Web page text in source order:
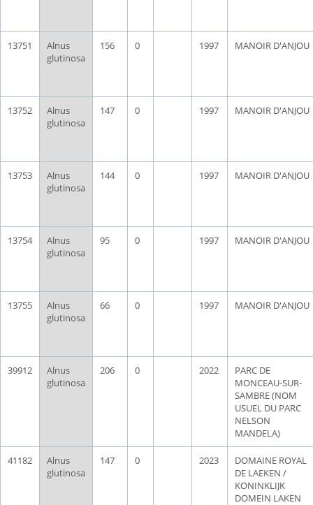
13751
Alnus
glutinosa
156 0 1997 MANOIR D'ANJOU
13752
Alnus
glutinosa
147 0 1997 MANOIR D'ANJOU
13753
Alnus
glutinosa
144 0 1997 MANOIR D'ANJOU
13754
Alnus
glutinosa
95 0 1997 MANOIR D'ANJOU
13755
Alnus
glutinosa
66 0 1997 MANOIR D'ANJOU
39912
Alnus
glutinosa
206 0 2022
PARC DE
MONCEAU-SUR-
SAMBRE (NOM
USUEL DU PARC
NELSON
MANDELA)
41182
Alnus
glutinosa
147 0 2023
DOMAINE ROYAL
DE LAEKEN /
KONINKLIJK
DOMEIN LAKEN